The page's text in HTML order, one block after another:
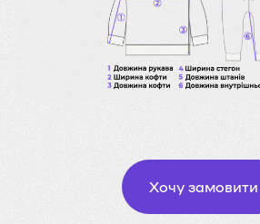
Хочу замовити